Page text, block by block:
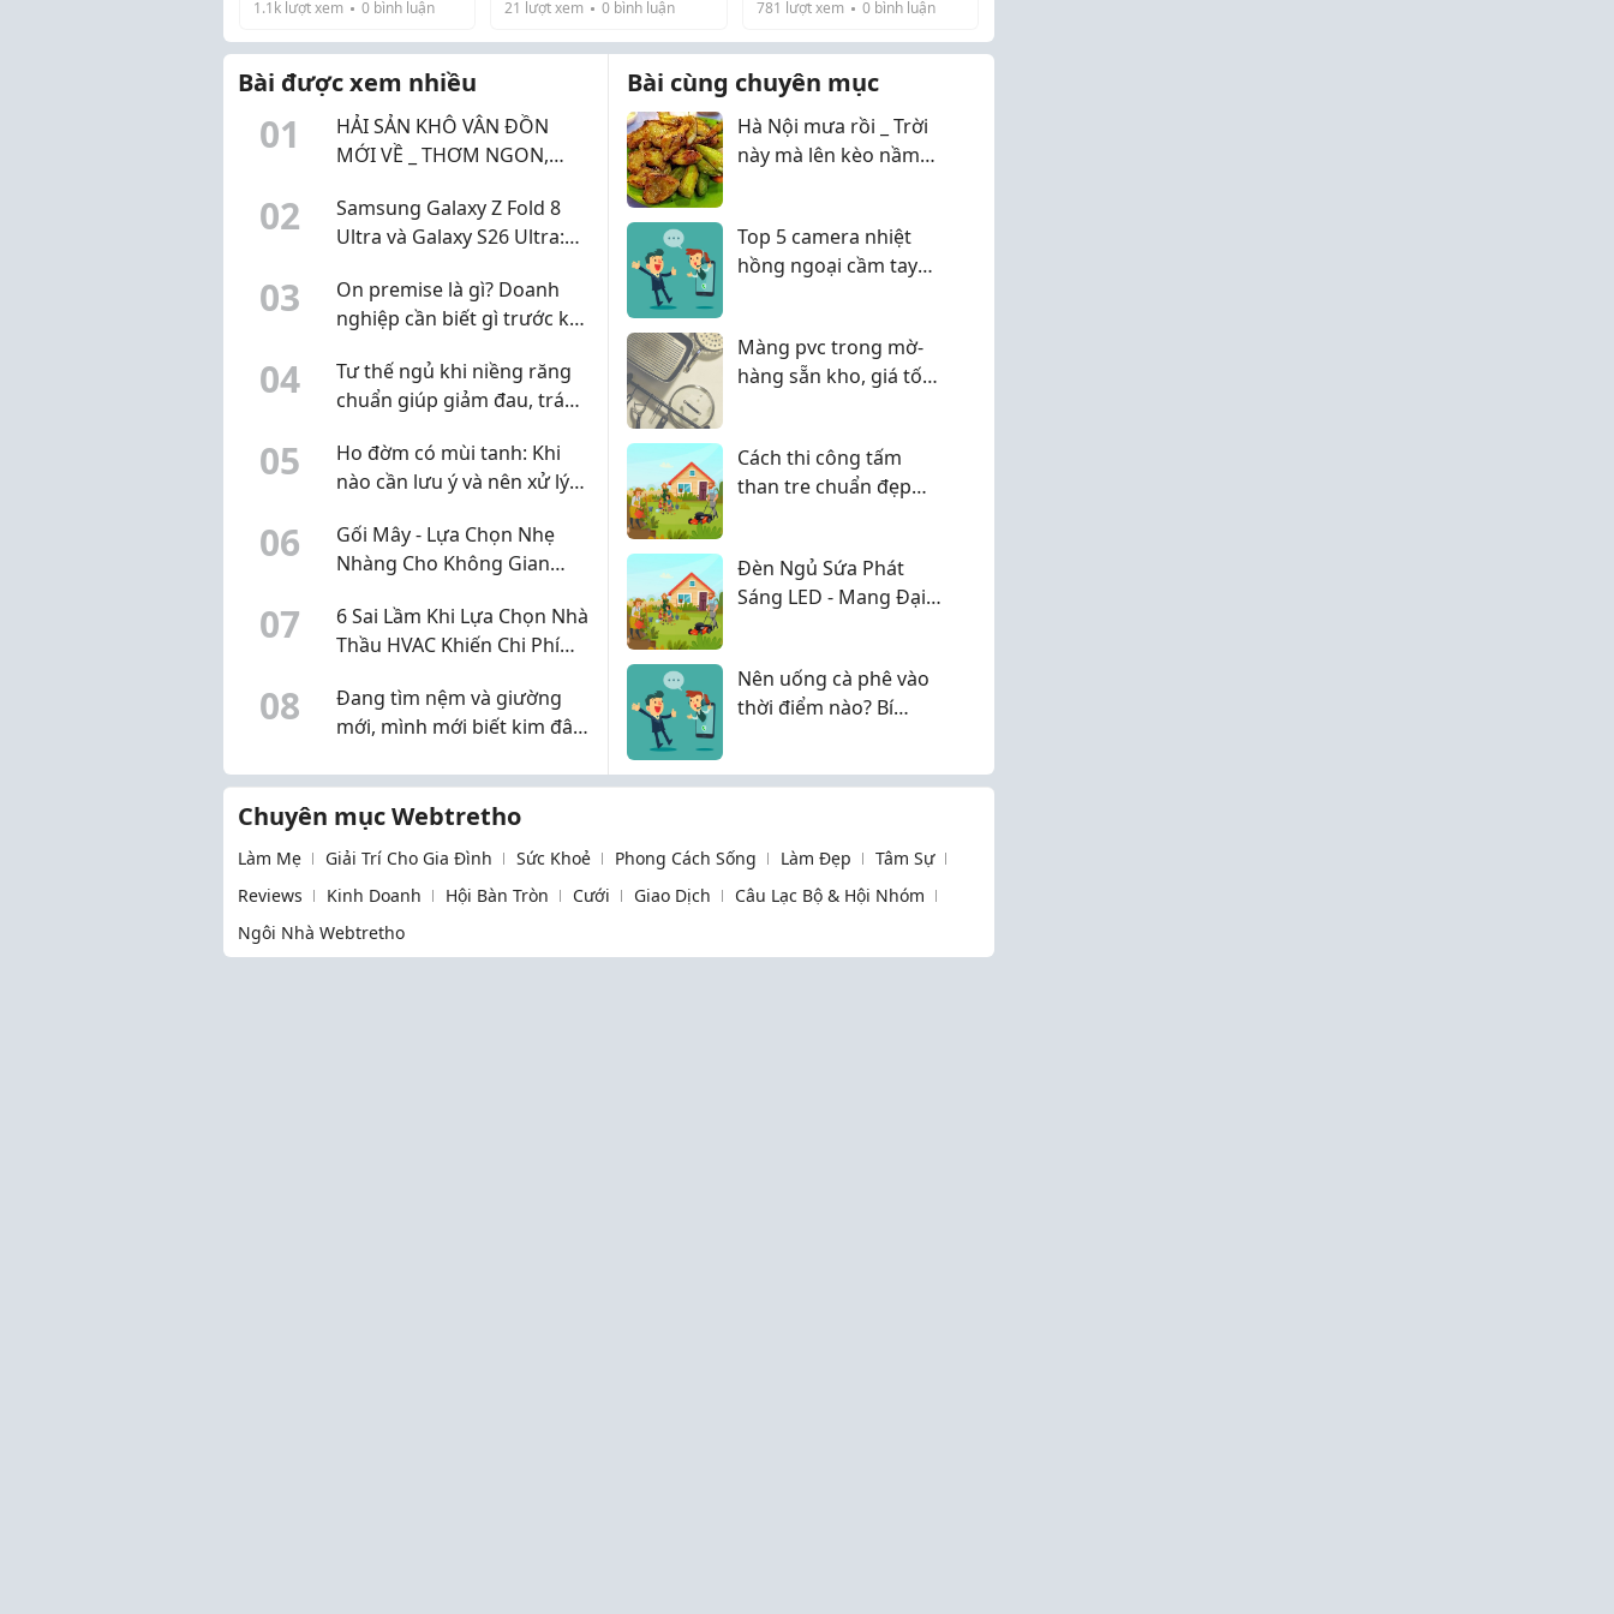
bếp từ hoạt động dựa
trên nguyên lý cảm ứng
điện từ. Khi kh...
1.1k lượt xem 0 bình luận
thật nhưng có một điểm
làm mình khá khó chịu là
sắm chiếc chảo chống
21 lượt xem 0 bình luận
7000W. Chọn công suất
nhỏ quá thì sợ nấu lâu,
chọn lớn quá thì...
781 lượt xem 0bình luận
Bài được xem nhiều
01
HẢI SẢN KHÔ VÂN ĐỒN
MỚI VỀ _ THƠM NGON,
02
Samsung Galaxy Z Fold 8
Ultra và Galaxy S26 Ultra:
hình
03
On premise là gì? Doanh
nghiệp cần biết gì trước khi
04
Tư thế ngủ khi niềng răng
chuẩn giúp giảm đau, tránh
05
Ho đờm có mùi tanh: Khi
nào cần lưu ý và nên xử lý
06
Gối Mây - Lựa Chọn Nhẹ
Nhàng Cho Không Gian
07
6 Sai Lầm Khi Lựa Chọn Nhà
Thầu HVAC Khiến Chi Phí
08
Đang tìm nệm và giường
mới, mình mới biết kim đân
Bài cùng chuyên mục
Hà Nội mưa rồi _ Trời
này mà lên kèo nầm
Top 5 camera nhiệt
hồng ngoại cầm tay
Màng pvc trong mờ-
hàng sẵn kho, giá tốt
Cách thi công tấm
than tre chuẩn đẹp
Đèn Ngủ Sứa Phát
Sáng LED - Mang Đại
Bạn
Nên uống cà phê vào
thời điểm nào? Bí
Chuyên mục Webtretho
Làm Mẹ Giải Trí Cho Gia Đình Sức Khoẻ Phong Cách Sống Làm Đẹp
Tâm Sự
Reviews
Kinh Doanh Hội Bàn Tròn Cưới Giao Dịch
Câu Lạc Bộ & Hội Nhóm
Ngôi Nhà Webtretho